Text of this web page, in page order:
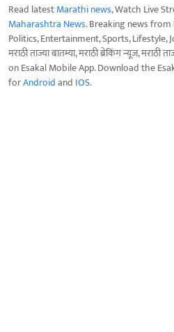
Read latestMarathi news, Watch Live
Maharashtra News. Breaking news
Politics, Entertainment, Sports, Lifestyle,
मराठी ताज्या बातम्या, मराठी ब्रेकिंग न्यूज,
on Esakal Mobile App. Download the
forAndroidand IOS.